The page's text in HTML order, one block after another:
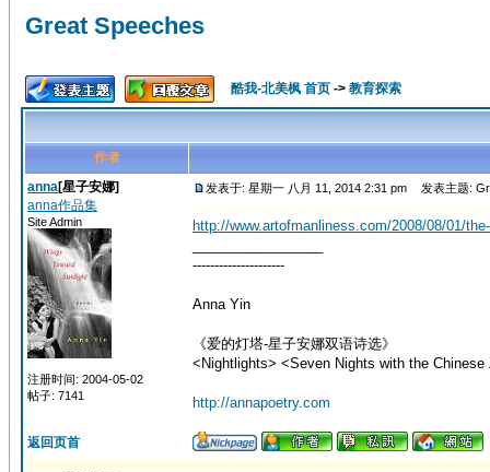
Great Speeches
酷我-北美枫 首页 -> 教育探索
作者
anna[星子安娜]
anna作品集
Site Admin
注册时间: 2004-05-02
帖子: 7141
发表于: 星期一 八月 11, 2014 2:31 pm 发表主题:
http://www.artofmanliness.com/2008/08/01/
---------------------
Anna Yin
《爱的灯塔-星子安娜双语诗选》
<Nightlights> <Seven Nights with the Chinese
http://annapoetry.com
返回页首